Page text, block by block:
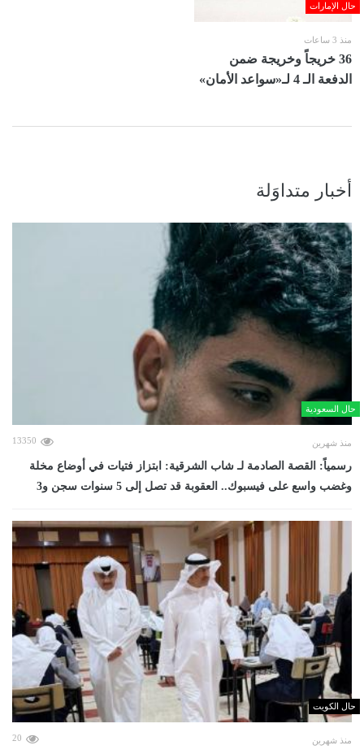
حال الإمارات
منذ 3 ساعات
36 خريجاً وخريجة ضمن
الدفعة الـ 4 لـ«سواعد الأمان»
أخبار متداوَلة
حال السعودية
منذ شهرين 13350
رسمياً: القصة الصادمة لـ شاب الشرقية: ابتزاز فتيات في أوضاع مخلة
وغضب واسع على فيسبوك.. العقوبة قد تصل إلى 5 سنوات سجن و3
حال الكويت
منذ شهرين 20